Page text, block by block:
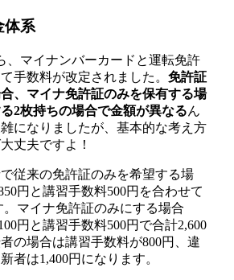
体系
、マイナンバーカードと運転免許
手数料が改定されました。免許証
、マイナ免許証のみを保有する場
2枚持ちの場合で金額が異なるん
になりましたが、基本的な考え方
丈夫ですよ！
従来の免許証のみを希望する場
円と講習手数料500円を合わせて
。マイナ免許証のみにする場合
円と講習手数料500円で合計2,600
の場合は講習手数料が800円、違
者は1,400円になります。